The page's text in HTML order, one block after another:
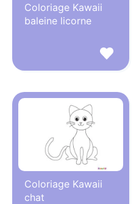
Coloriage Kawaii
baleine licorne
Coloriage Kawaii
chat